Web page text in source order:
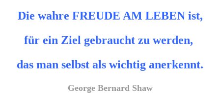
Die wahre FREUDE AM LEBEN ist,
für ein Ziel gebraucht zu werden,
das man selbst als wichtig anerkennt.
George Bernard Shaw